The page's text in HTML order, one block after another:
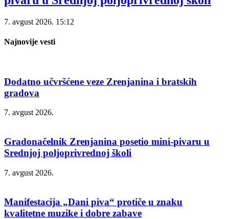
7. avgust 2026. 15:12
Najnovije vesti
Dodatno učvršćene veze Zrenjanina i bratskih
gradova
7. avgust 2026.
Gradonačelnik Zrenjanina posetio mini-pivaru u
Srednjoj poljoprivrednoj školi
7. avgust 2026.
Manifestacija „Dani piva“ protiče u znaku
kvalitetne muzike i dobre zabave